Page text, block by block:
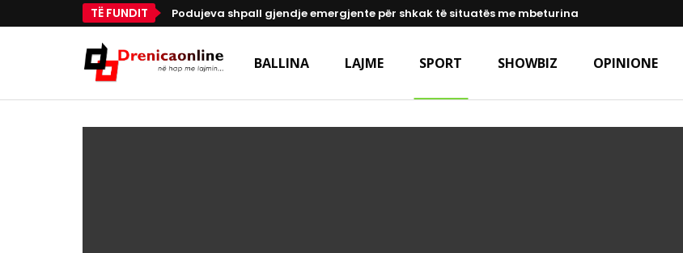
TË FUNDIT Podujeva shpall gjendje emergjente për shkak të situatës me mbeturina
BALLINA LAJME SPORT SHOWBIZ OPINIONE